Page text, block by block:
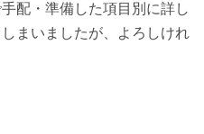
配・準備した項目別に詳し
まいましたが、よろしけれ